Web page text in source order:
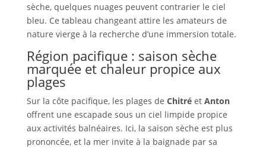
sèche, quelques nuages peuvent contrarier le ciel
bleu. Ce tableau changeant attire les amateurs de
nature vierge à la recherche d’une immersion totale.
Région pacifique : saison sèche
marquée et chaleur propice aux
plages
Sur la côte pacifique, les plages de Chitréet Anton
offrent une escapade sous un ciel limpide propice
aux activités balnéaires. Ici, la saison sèche est plus
prononcée, et la mer invite à la baignade par sa